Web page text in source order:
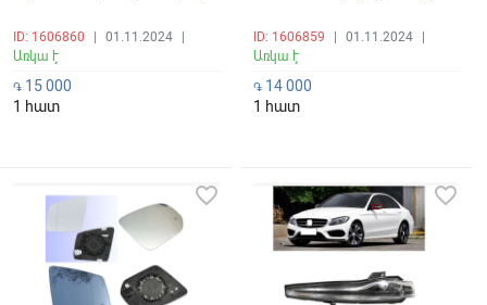
ID: 1606860 01.11.2024
Առկա է
֏ 15 000
1 հատ
ID: 1606859 01.11.2024
Առկա է
֏14 000
1 հատ
favorite_border favorite_border